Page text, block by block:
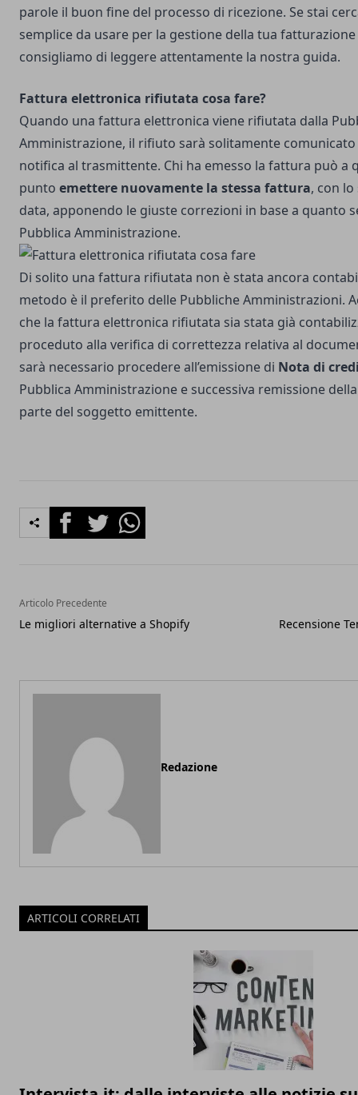
parole il buon fine del processo di ricezione. Se stai
semplice da usare per la gestione della tua
consigliamo di leggere attentamente la nostra guida.
Fattura elettronica rifiutata cosa fare?
Quando una fattura elettronica viene rifiutata dalla
Amministrazione, il rifiuto sarà solitamente
notifica al trasmittente. Chi ha emesso la fattura può a
punto emettere nuovamente la stessa fattura, con
data, apponendo le giuste correzioni in base a quanto
Pubblica Amministrazione.
Di solito una fattura rifiutata non è stata ancora
metodo è il preferito delle Pubbliche Amministrazioni.
che la fattura elettronica rifiutata sia stata già
proceduto alla verifica di correttezza relativa al
sarà necessario procedere all’emissione di Nota di
Pubblica Amministrazione e successiva remissione
parte del soggetto emittente.
FacebookTwitterWhatsapp
Articolo Precedente
Le migliori alternative a Shopify Recensione
Redazione
ARTICOLI CORRELATI